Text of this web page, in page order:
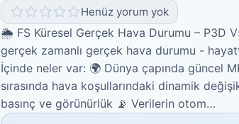
Henüz yorum yok
🌦 FS Küresel Gerçek Hava Durumu – P3D
gerçek zamanlı gerçek hava durumu -
İçinde neler var: 🌍 Dünya çapında güncel
sırasında hava koşullarındaki dinamik
basınç ve görünürlük 📡 Verilerin otom…